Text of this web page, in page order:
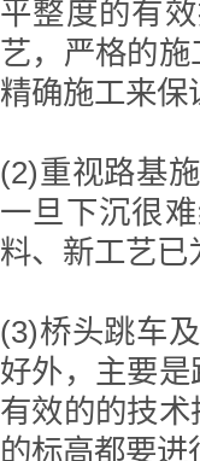
平整度的有
艺，严格的
精确施工来保
(2)重视路基
一旦下沉很
料、新工艺已
(3)桥头跳车
好外，主要
有效的的技
的标高都要